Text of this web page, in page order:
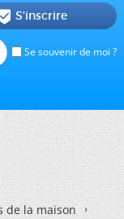
Se souvenir de moi ?
S'inscrire
de la maison